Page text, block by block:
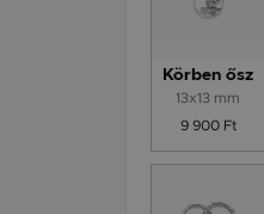
Körben ősz
13x13 mm
9 900 Ft